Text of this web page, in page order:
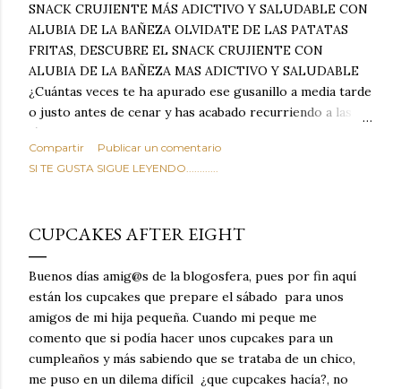
SNACK CRUJIENTE MÁS ADICTIVO Y SALUDABLE CON
ALUBIA DE LA BAÑEZA OLVIDATE DE LAS PATATAS
FRITAS, DESCUBRE EL SNACK CRUJIENTE CON
ALUBIA DE LA BAÑEZA MAS ADICTIVO Y SALUDABLE
¿Cuántas veces te ha apurado ese gusanillo a media tarde
o justo antes de cenar y has acabado recurriendo a las
típicas patatas de bolsa, frutos secos fritos o snacks
ultraprocesados llenos de grasas saturadas y sodio?
Todos hemos estado ahí. Sin embargo, cuidarse no tiene
satisface. Estas alubias crujientes al horno van a cambiar
por completo tu forma de ver las legumbres. Olvídate de
asociar las alubias únicamente a los guisos tradicionales y
copiosos de invierno. Con esta receta simple pero
revolucionaria, transformaremos un ingrediente tan
humilde como la alubia de La Bañeza en un snack ligero,
dorado, cargado de proteína y 100% natural. Es el
sustituto perfecto a los frutos se...
Compartir
Publicar un comentario
SI TE GUSTA SIGUE LEYENDO............
CUPCAKES AFTER EIGHT
Buenos días amig@s de la blogosfera, pues por fin aquí
están los cupcakes que prepare el sábado para unos
amigos de mi hija pequeña. Cuando mi peque me
comento que si podía hacer unos cupcakes para un
cumpleaños y más sabiendo que se trataba de un chico,
me puso en un dilema difícil ¿que cupcakes hacía?, no